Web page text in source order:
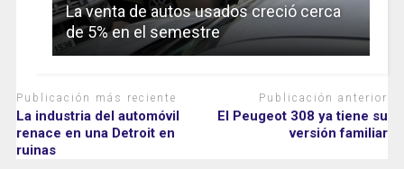
La venta de autos usados creció cerca
de 5% en el semestre
Publicación más reciente
La industria del automóvil
renace en una Detroit en
ruinas
Publicación anterior
El Peugeot 308 ya tiene su
versión familiar